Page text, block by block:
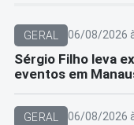
GERAL 06/08/2026
Sérgio Filho leva
eventos em
GERAL 06/08/2026